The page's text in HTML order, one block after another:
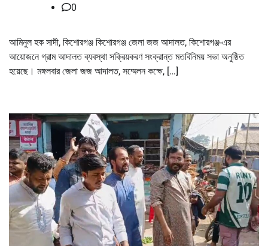
0
আমিনুল হক সাদী, কিশোরগঞ্জ কিশোরগঞ্জ জেলা জজ আদালত, কিশোরগঞ্জ-এর
আয়োজনে গ্রাম আদালত ব্যবস্থা সক্রিয়করণ সংক্রান্ত মতবিনিময় সভা অনুষ্ঠিত
হয়েছে। মঙ্গলবার জেলা জজ আদালত, সম্মেলন কক্ষে, […]